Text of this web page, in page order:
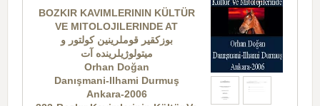
BOZKIR KAVIMLERININ KÜLTÜR
VE MITOLOJILERINDE AT
بوزکقیر قوملرینین کولتور و
میتولوژیلرینده آت
Orhan Doğan
Danışmani-Ilhami Durmuş
Ankara-2006